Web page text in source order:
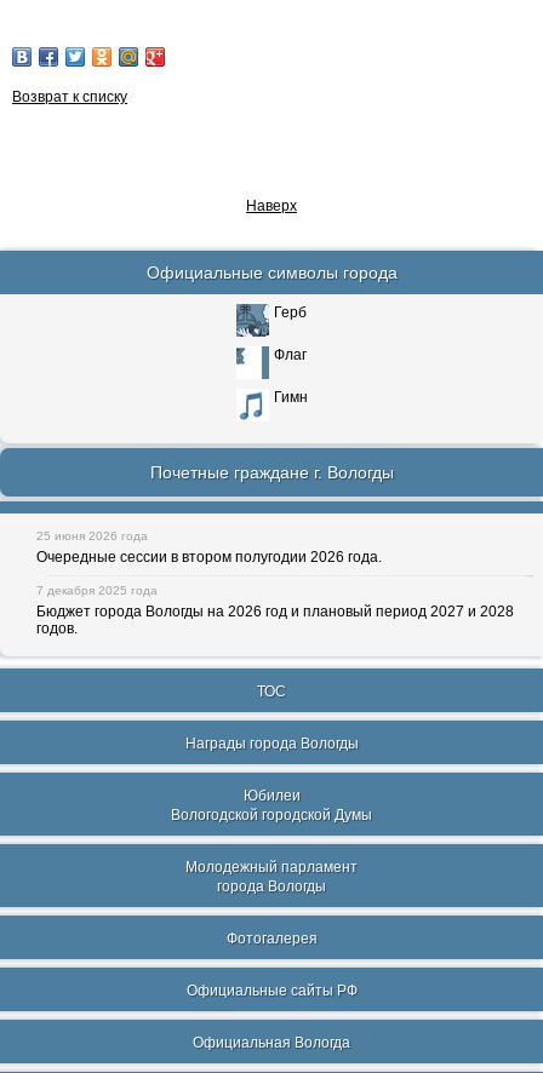
Возврат к списку
Наверх
Официальные символы города
Герб
Флаг
Гимн
Почетные граждане г. Вологды
25 июня 2026 года
Очередные сессии в втором полугодии 2026 года.
7 декабря 2025 года
Бюджет города Вологды на 2026 год и плановый период 2027 и 2028
годов.
ТОС
Награды города Вологды
Юбилеи
Вологодской городской Думы
Молодежный парламент
города Вологды
Фотогалерея
Официальные сайты РФ
Официальная Вологда